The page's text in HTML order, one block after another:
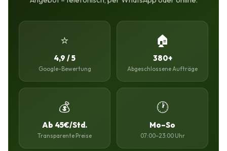
⭐
4,9 / 5
Google-Bewertung
🏠
380+
Abgeschlossene Aufträge
💰
Ab 45€/Std.
Transparente Preise
🕐
Mo–So
07:00–23:00 Uhr